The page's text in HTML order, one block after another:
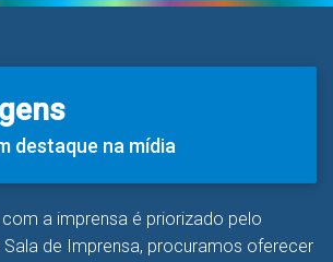
destaque na mídia
a imprensa é priorizado pelo
de Imprensa, procuramos oferecer